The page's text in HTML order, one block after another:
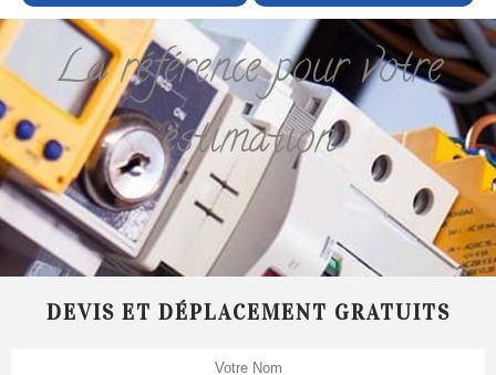
La référence pour votre
estimation
DEVIS ET DÉPLACEMENT GRATUITS